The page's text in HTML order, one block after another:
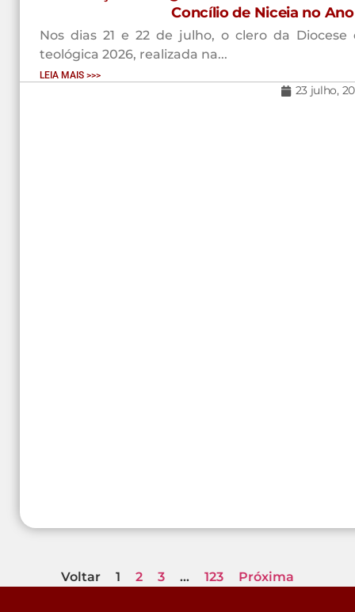
Concílio de Niceia no
Nos dias 21 e 22 de julho, o clero da
teológica 2026, realizada na...
LEIA MAIS >>>
23 julho,
Voltar 1 2 3 … 123 Próxima